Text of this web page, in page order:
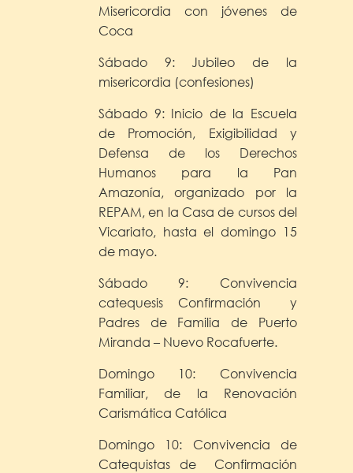
Misericordia con jóvenes de
Coca
Sábado 9: Jubileo de la
misericordia (confesiones)
Sábado 9: Inicio de la Escuela
de Promoción, Exigibilidad y
Defensa de los Derechos
Humanos para la Pan
Amazonía, organizado por la
REPAM, en la Casa de cursos del
Vicariato, hasta el domingo 15
de mayo.
Sábado 9: Convivencia
catequesis Confirmación y
Padres de Familia de Puerto
Miranda – Nuevo Rocafuerte.
Domingo 10: Convivencia
Familiar, de la Renovación
Carismática Católica
Domingo 10: Convivencia de
Catequistas de Confirmación